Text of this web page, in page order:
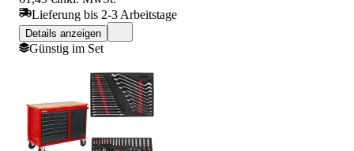
Lieferung bis 2-3 Arbeitstage
Details anzeigen
Günstig im Set